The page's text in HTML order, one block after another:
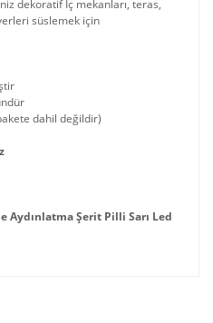
dekoratif İç mekanları, teras,
süslemek için
dahil değildir)
Aydınlatma Şerit Pilli Sarı Led